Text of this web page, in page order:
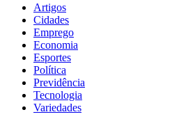
Artigos
Cidades
Emprego
Economia
Esportes
Política
Previdência
Tecnologia
Variedades